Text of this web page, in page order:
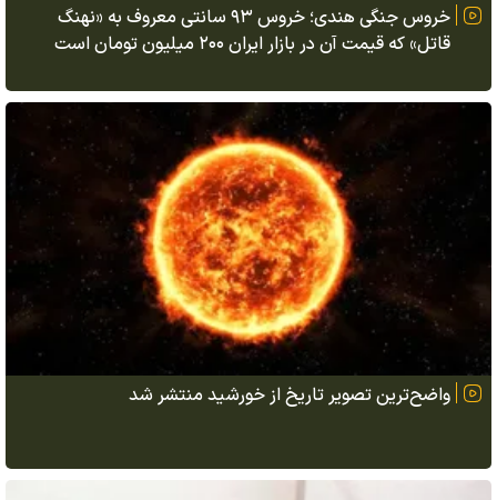
خروس جنگی هندی؛ خروس ۹۳ سانتی معروف به «نهنگ
قاتل» که قیمت آن در بازار ایران ۲۰۰ میلیون تومان است
واضح‌ترین تصویر تاریخ از خورشید منتشر شد